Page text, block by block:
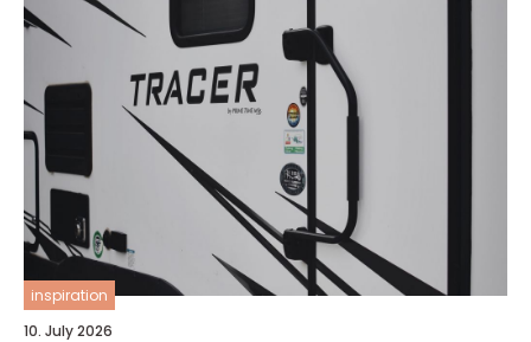
inspiration
10. July 2026